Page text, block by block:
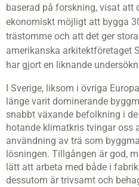
baserad på forskning, visat att
ekonomiskt möjligt att bygga
trästomme och att det ger
amerikanska arkitektföretaget
har gjort en liknande
I Sverige, liksom i övriga
länge varit dominerande
snabbt växande befolkning i
hotande klimatkris tvingar oss
användning av trä som
lösningen. Tillgången är god,
lätt att arbeta med både i
dessutom är trivsamt och